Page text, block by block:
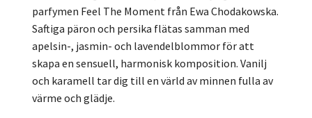
parfymen Feel The Moment från Ewa Chodakowska.
Saftiga päron och persika flätas samman med
apelsin-, jasmin- och lavendelblommor för att
skapa en sensuell, harmonisk komposition. Vanilj
och karamell tar dig till en värld av minnen fulla av
värme och glädje.